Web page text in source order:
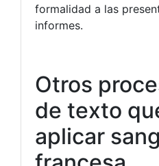
formalidad a las
informes.
Otros
de texto
aplicar